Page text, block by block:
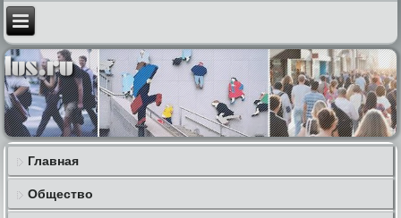
Главная
Общество